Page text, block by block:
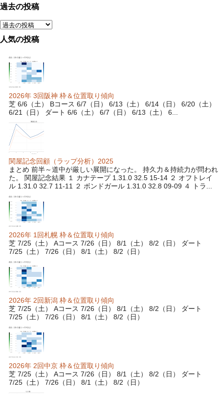
過去の投稿
人気の投稿
2026年 3回阪神 枠＆位置取り傾向
芝 6/6（土） Bコース 6/7（日） 6/13（土） 6/14（日） 6/20（土）
6/21（日） ダート 6/6（土） 6/7（日） 6/13（土） 6...
関屋記念回顧（ラップ分析）2025
まとめ 前半～道中が厳しい展開になった。 持久力＆持続力が問われ
た。 関屋記念結果 １ カナテープ 1.31.0 32.5 15-14 ２ オフトレイ
ル 1.31.0 32.7 11-11 ２ ボンドガール 1.31.0 32.8 09-09 ４ トラ...
2026年 1回札幌 枠＆位置取り傾向
芝 7/25（土） Aコース 7/26（日） 8/1（土） 8/2（日） ダート
7/25（土） 7/26（日） 8/1（土） 8/2（日）
2026年 2回新潟 枠＆位置取り傾向
芝 7/25（土） Aコース 7/26（日） 8/1（土） 8/2（日） ダート
7/25（土） 7/26（日） 8/1（土） 8/2（日）
2026年 2回中京 枠＆位置取り傾向
芝 7/25（土） Aコース 7/26（日） 8/1（土） 8/2（日） ダート
7/25（土） 7/26（日） 8/1（土） 8/2（日）